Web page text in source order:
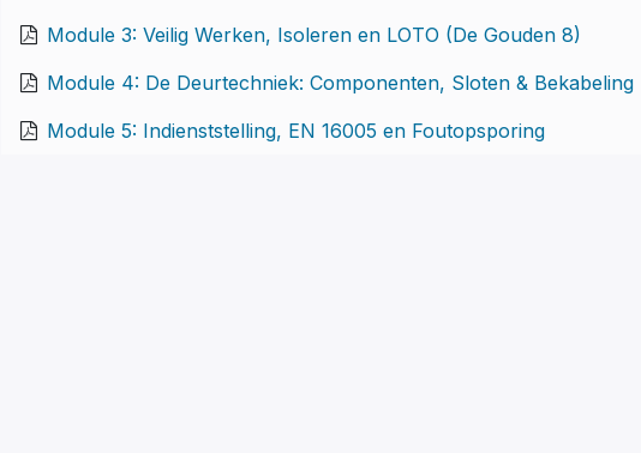
Module 3: Veilig Werken, Isoleren en LOTO (De Gouden 8)
Module 4: De Deurtechniek: Componenten, Sloten & Bekabeling
Module 5: Indienststelling, EN 16005 en Foutopsporing